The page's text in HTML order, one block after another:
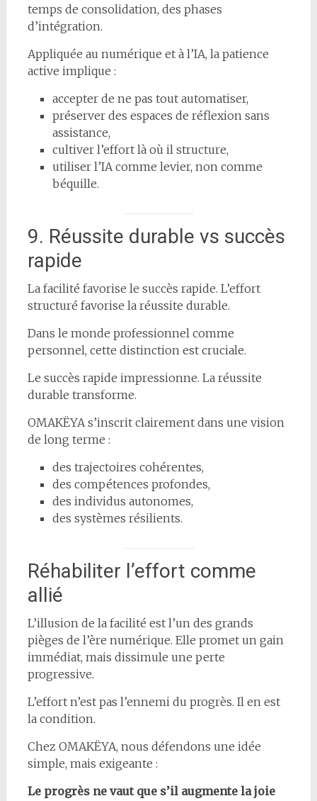
temps de consolidation, des phases
d’intégration.
Appliquée au numérique et à l’IA, la patience
active implique :
accepter de ne pas tout automatiser,
préserver des espaces de réflexion sans
assistance,
cultiver l’effort là où il structure,
utiliser l’IA comme levier, non comme
béquille.
9. Réussite durable vs succès
rapide
La facilité favorise le succès rapide. L’effort
structuré favorise la réussite durable.
Dans le monde professionnel comme
personnel, cette distinction est cruciale.
Le succès rapide impressionne. La réussite
durable transforme.
OMAKËYA s’inscrit clairement dans une vision
de long terme :
des trajectoires cohérentes,
des compétences profondes,
des individus autonomes,
des systèmes résilients.
Réhabiliter l’effort comme
allié
L’illusion de la facilité est l’un des grands
pièges de l’ère numérique. Elle promet un gain
immédiat, mais dissimule une perte
progressive.
L’effort n’est pas l’ennemi du progrès. Il en est
la condition.
Chez OMAKËYA, nous défendons une idée
simple, mais exigeante :
Le progrès ne vaut que s’il augmente la joie